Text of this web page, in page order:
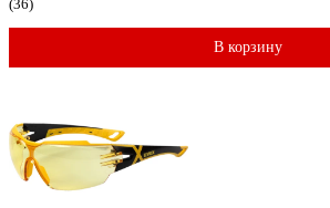
(36)
В корзину